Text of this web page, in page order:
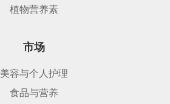
植物营养素
市场
美容与个人护理
食品与营养